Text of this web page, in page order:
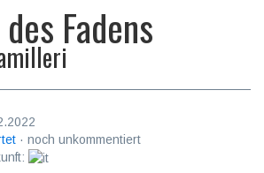
Fadens
· noch unkommentiert